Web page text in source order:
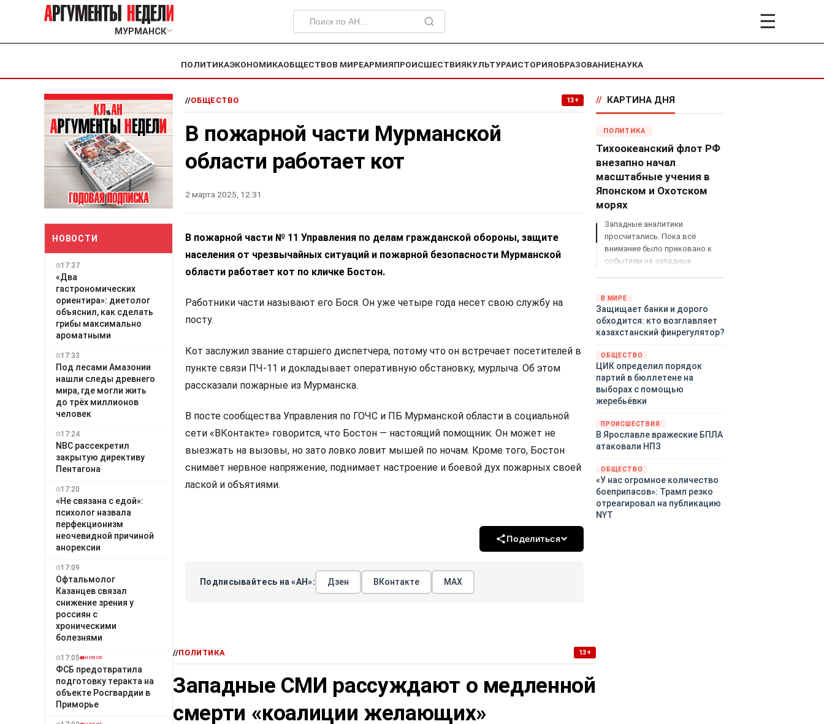
МУРМАНСК﹀ ☰
ПОЛИТИКАЭКОНОМИКАОБЩЕСТВОВ МИРЕАРМИЯПРОИСШЕСТВИЯКУЛЬТУРАИСТОРИЯОБРАЗОВАНИЕНАУКА
НОВОСТИ
17:37
«Два
гастрономических
ориентира»: диетолог
объяснил, как сделать
грибы максимально
ароматными
17:33
Под лесами Амазонии
нашли следы древнего
мира, где могли жить
до трёх миллионов
человек
17:24
NBC рассекретил
закрытую директиву
Пентагона
17:20
«Не связана с едой»:
психолог назвала
перфекционизм
неочевидной причиной
анорексии
17:09
Офтальмолог
Казанцев связал
снижение зрения у
россиян с
хроническими
болезнями
17:05 НОВОЕ
ФСБ предотвратила
подготовку теракта на
объекте Росгвардии в
Приморье
//ОБЩЕСТВО 13+
В пожарной части Мурманской
области работает кот
2 марта 2025, 12:31
В пожарной части № 11 Управления по делам гражданской обороны, защите
населения от чрезвычайных ситуаций и пожарной безопасности Мурманской
области работает кот по кличке Бостон.
Работники части называют его Бося. Он уже четыре года несет свою службу на
посту.
Кот заслужил звание старшего диспетчера, потому что он встречает посетителей в
пункте связи ПЧ-11 и докладывает оперативную обстановку, мурлыча. Об этом
рассказали пожарные из Мурманска.
В посте сообщества Управления по ГОЧС и ПБ Мурманской области в социальной
сети «ВКонтакте» говорится, что Бостон — настоящий помощник. Он может не
выезжать на вызовы, но зато ловко ловит мышей по ночам. Кроме того, Бостон
снимает нервное напряжение, поднимает настроение и боевой дух пожарных своей
лаской и объятиями.
Поделиться
Подписывайтесь на «АН»: Дзен ВКонтакте МАХ
//ПОЛИТИКА 13+
Западные СМИ рассуждают о медленной
смерти «коалиции желающих»
// КАРТИНА ДНЯ
ПОЛИТИКА
Тихоокеанский флот РФ
внезапно начал
масштабные учения в
Японском и Охотском
морях
Западные аналитики
просчитались. Пока всё
внимание было приковано к
событиям на западных
демонстрацию силы на
Дальнем Востоке.
Тихоокеанский флот без
предупреждения развернул
задействовав около
шестидесяти кораблей,
десятки самолётов и больше
тринадцати тысяч
военнослужащих.
В МИРЕ
Защищает банки и дорого
обходится: кто возглавляет
казахстанский финрегулятор?
ОБЩЕСТВО
ЦИК определил порядок
партий в бюллетене на
выборах с помощью
жеребьёвки
ПРОИСШЕСТВИЯ
В Ярославле вражеские БПЛА
атаковали НПЗ
ОБЩЕСТВО
«У нас огромное количество
боеприпасов»: Трамп резко
отреагировал на публикацию
NYT